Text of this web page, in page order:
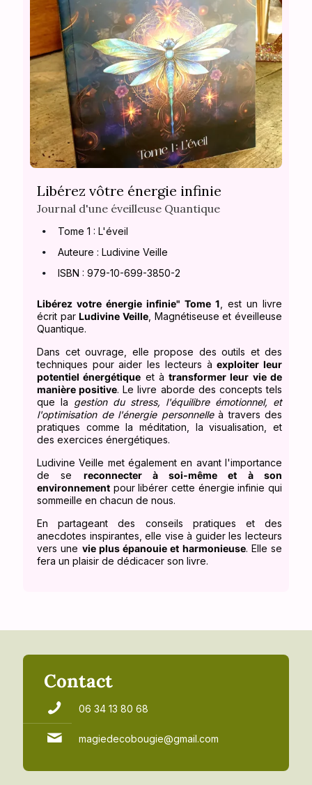
Libérez vôtre énergie infinie
Journal d'une éveilleuse Quantique
Tome 1 : L'éveil
Auteure : Ludivine Veille
ISBN : 979-10-699-3850-2
Libérez votre énergie infinie" Tome 1 , est un livre
écrit parLudivine Veille , Magnétiseuse et éveilleuse
Quantique.
Dans cet ouvrage, elle propose des outils et des
techniques pour aider les lecteurs àexploiter leur
potentiel énergétique et àtransformer leur vie de
manière positive. Le livre aborde des concepts tels
que la gestion du stress, l'équilibre émotionnel, et
l'optimisation de l'énergie personnelleà travers des
pratiques comme la méditation, la visualisation, et
des exercices énergétiques.
Ludivine Veille met également en avant l'importance
de se reconnecter à soi-même et à son
environnement pour libérer cette énergie infinie qui
sommeille en chacun de nous.
En partageant des conseils pratiques et des
anecdotes inspirantes, elle vise à guider les lecteurs
vers une vie plus épanouie et harmonieuse. Elle se
fera un plaisir de dédicacer son livre.
Contact
06 34 13 80 68
magiedecobougie@gmail.com